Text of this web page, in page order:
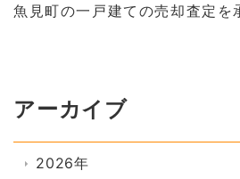
魚見町の一戸建ての売却査定を
アーカイブ
2026年